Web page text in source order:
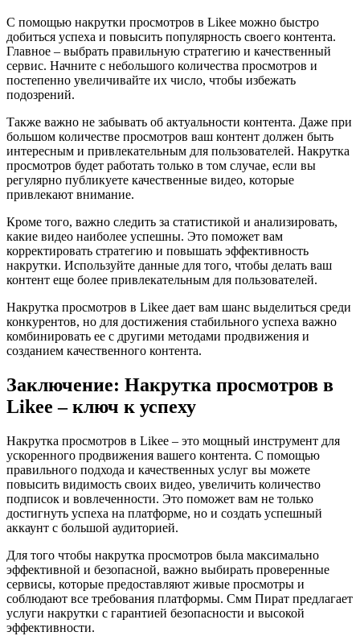
С помощью накрутки просмотров в Likee можно быстро
добиться успеха и повысить популярность своего контента.
Главное – выбрать правильную стратегию и качественный
сервис. Начните с небольшого количества просмотров и
постепенно увеличивайте их число, чтобы избежать
подозрений.
Также важно не забывать об актуальности контента. Даже при
большом количестве просмотров ваш контент должен быть
интересным и привлекательным для пользователей. Накрутка
просмотров будет работать только в том случае, если вы
регулярно публикуете качественные видео, которые
привлекают внимание.
Кроме того, важно следить за статистикой и анализировать,
какие видео наиболее успешны. Это поможет вам
корректировать стратегию и повышать эффективность
накрутки. Используйте данные для того, чтобы делать ваш
контент еще более привлекательным для пользователей.
Накрутка просмотров в Likee дает вам шанс выделиться среди
конкурентов, но для достижения стабильного успеха важно
комбинировать ее с другими методами продвижения и
созданием качественного контента.
Заключение: Накрутка просмотров в
Likee – ключ к успеху
Накрутка просмотров в Likee – это мощный инструмент для
ускоренного продвижения вашего контента. С помощью
правильного подхода и качественных услуг вы можете
повысить видимость своих видео, увеличить количество
подписок и вовлеченности. Это поможет вам не только
достигнуть успеха на платформе, но и создать успешный
аккаунт с большой аудиторией.
Для того чтобы накрутка просмотров была максимально
эффективной и безопасной, важно выбирать проверенные
сервисы, которые предоставляют живые просмотры и
соблюдают все требования платформы. Смм Пират предлагает
услуги накрутки с гарантией безопасности и высокой
эффективности.